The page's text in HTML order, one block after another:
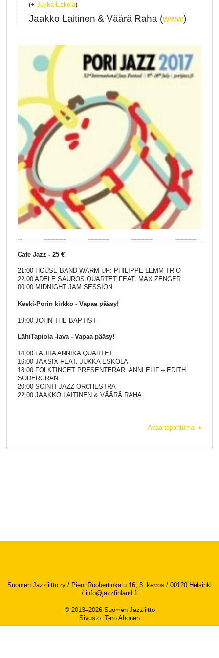
(+ Jukka Eskola)
Jaakko Laitinen & Väärä Raha (www)
Cafe Jazz - 25 €
21:00 HOUSE BAND WARM-UP: PHILIPPE LEMM TRIO
22:00 ADELE SAUROS QUARTET FEAT. MAX ZENGER
00:00 MIDNIGHT JAM SESSION
Keski-Porin kirkko - Vapaa pääsy!
19:00 JOHN THE BAPTIST
LähiTapiola -lava - Vapaa pääsy!
14:00 LAURA ANNIKA QUARTET
16:00 JAXSIX FEAT. JUKKA ESKOLA
18:00 FOLKTINGET PRESENTERAR: ANNI ELIF – EDITH
SÖDERGRAN
20:00 SOINTI JAZZ ORCHESTRA
22:00 JAAKKO LAITINEN & VÄÄRÄ RAHA
Avaa tapahtuma
Suomen Jazzliitto ry / Pieni Roobertinkatu 16, 3. kerros / 00120 Helsinki
/ info@jazzfinland.fi
© 2013–2026 Suomen Jazzliitto
Sivusto: Tero Ahonen